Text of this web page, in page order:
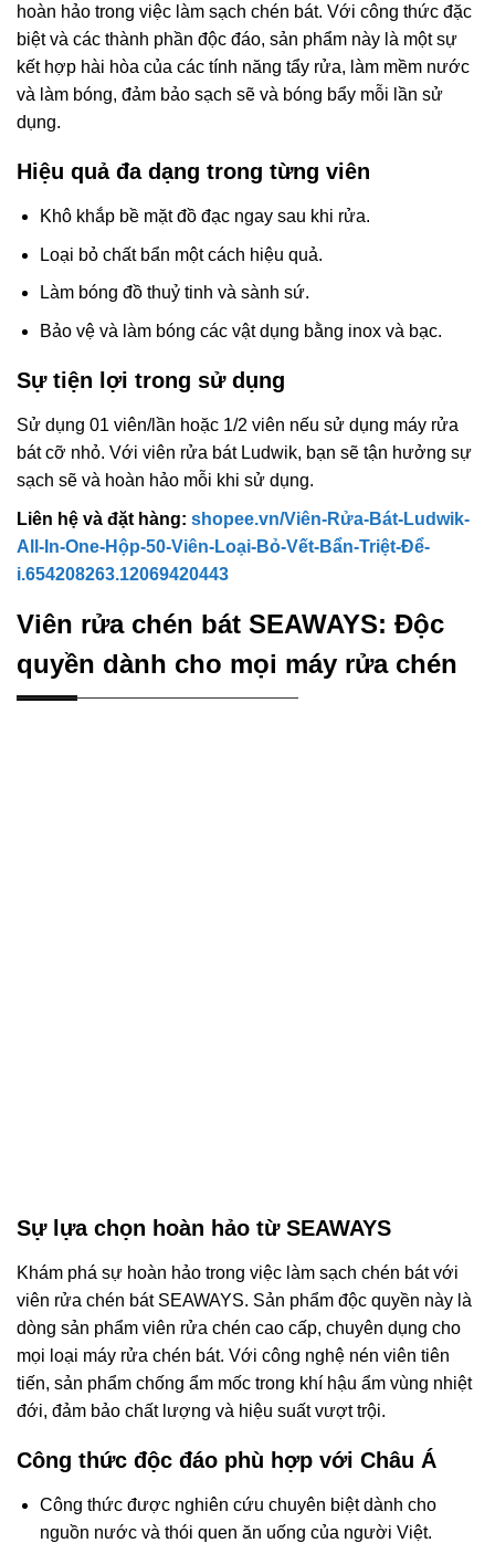
hoàn hảo trong việc làm sạch chén bát. Với công thức đặc
biệt và các thành phần độc đáo, sản phẩm này là một sự
kết hợp hài hòa của các tính năng tẩy rửa, làm mềm nước
và làm bóng, đảm bảo sạch sẽ và bóng bẩy mỗi lần sử
dụng.
Hiệu quả đa dạng trong từng viên
Khô khắp bề mặt đồ đạc ngay sau khi rửa.
Loại bỏ chất bẩn một cách hiệu quả.
Làm bóng đồ thuỷ tinh và sành sứ.
Bảo vệ và làm bóng các vật dụng bằng inox và bạc.
Sự tiện lợi trong sử dụng
Sử dụng 01 viên/lần hoặc 1/2 viên nếu sử dụng máy rửa
bát cỡ nhỏ. Với viên rửa bát Ludwik, bạn sẽ tận hưởng sự
sạch sẽ và hoàn hảo mỗi khi sử dụng.
Liên hệ và đặt hàng: shopee.vn/Viên-Rửa-Bát-Ludwik-
All-In-One-Hộp-50-Viên-Loại-Bỏ-Vết-Bẩn-Triệt-Để-
i.654208263.12069420443
Viên rửa chén bát SEAWAYS: Độc
quyền dành cho mọi máy rửa chén
Sự lựa chọn hoàn hảo từ SEAWAYS
Khám phá sự hoàn hảo trong việc làm sạch chén bát với
viên rửa chén bát SEAWAYS. Sản phẩm độc quyền này là
dòng sản phẩm viên rửa chén cao cấp, chuyên dụng cho
mọi loại máy rửa chén bát. Với công nghệ nén viên tiên
tiến, sản phẩm chống ẩm mốc trong khí hậu ẩm vùng nhiệt
đới, đảm bảo chất lượng và hiệu suất vượt trội.
Công thức độc đáo phù hợp với Châu Á
Công thức được nghiên cứu chuyên biệt dành cho
nguồn nước và thói quen ăn uống của người Việt.